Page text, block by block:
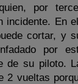
por
incidente. En
cortar, y
por
de su piloto.
2 vueltas